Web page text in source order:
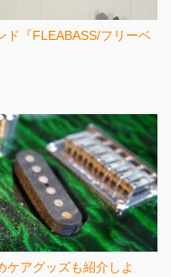
ド『FLEABASS/フリーベ
ケアグッズも紹介しよ